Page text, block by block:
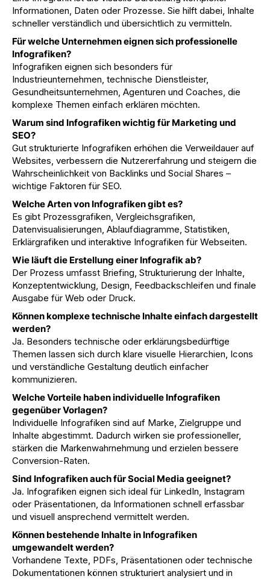
Informationen, Daten oder Prozesse. Sie hilft dabei, Inhalte
schneller verständlich und übersichtlich zu vermitteln.
Für welche Unternehmen eignen sich professionelle
Infografiken?
Infografiken eignen sich besonders für
Industrieunternehmen, technische Dienstleister,
Gesundheitsunternehmen, Agenturen und Coaches, die
komplexe Themen einfach erklären möchten.
Warum sind Infografiken wichtig für Marketing und
SEO?
Gut strukturierte Infografiken erhöhen die Verweildauer auf
Websites, verbessern die Nutzererfahrung und steigern die
Wahrscheinlichkeit von Backlinks und Social Shares –
wichtige Faktoren für SEO.
Welche Arten von Infografiken gibt es?
Es gibt Prozessgrafiken, Vergleichsgrafiken,
Datenvisualisierungen, Ablaufdiagramme, Statistiken,
Erklärgrafiken und interaktive Infografiken für Webseiten.
Wie läuft die Erstellung einer Infografik ab?
Der Prozess umfasst Briefing, Strukturierung der Inhalte,
Konzeptentwicklung, Design, Feedbackschleifen und finale
Ausgabe für Web oder Druck.
Können komplexe technische Inhalte einfach dargestellt
werden?
Ja. Besonders technische oder erklärungsbedürftige
Themen lassen sich durch klare visuelle Hierarchien, Icons
und verständliche Gestaltung deutlich einfacher
kommunizieren.
Welche Vorteile haben individuelle Infografiken
gegenüber Vorlagen?
Individuelle Infografiken sind auf Marke, Zielgruppe und
Inhalte abgestimmt. Dadurch wirken sie professioneller,
stärken die Markenwahrnehmung und erzielen bessere
Conversion-Raten.
Sind Infografiken auch für Social Media geeignet?
Ja. Infografiken eignen sich ideal für LinkedIn, Instagram
oder Präsentationen, da Informationen schnell erfassbar
und visuell ansprechend vermittelt werden.
Können bestehende Inhalte in Infografiken
umgewandelt werden?
Vorhandene Texte, PDFs, Präsentationen oder technische
Dokumentationen können strukturiert analysiert und in